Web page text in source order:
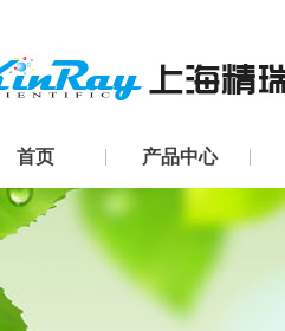
首页 产品中心